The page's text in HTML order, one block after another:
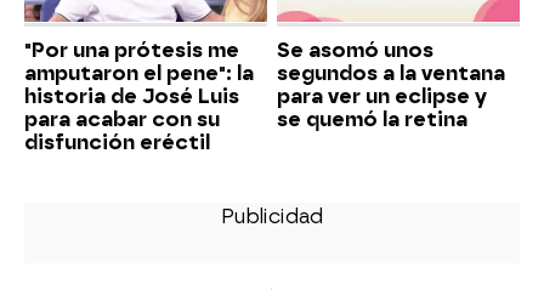
"Por una prótesis me
amputaron el pene": la
historia de José Luis
para acabar con su
disfunción eréctil
Se asomó unos
segundos a la ventana
para ver un eclipse y
se quemó la retina